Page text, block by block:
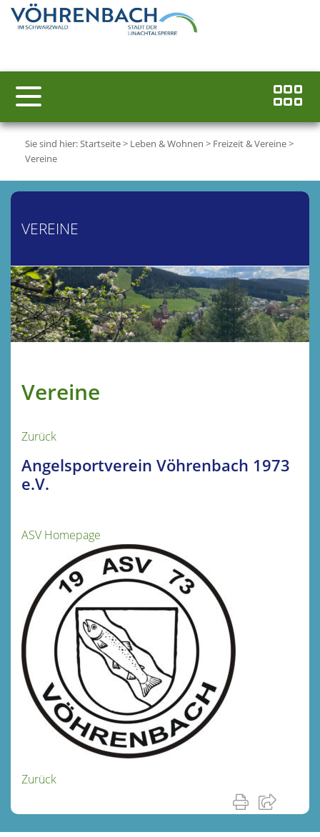
Sie sind hier:Startseite> Leben & Wohnen > Freizeit & Vereine>
Vereine
VEREINE
Vereine
Zurück
Angelsportverein Vöhrenbach 1973
e.V.
ASV Homepage
Zurück